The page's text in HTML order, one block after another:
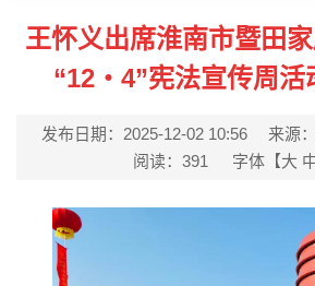
王怀义出席淮南市暨田
“12・4”宪法宣传周活
发布日期：2025-12-02 10:56
来源
阅读： 391 字体【大